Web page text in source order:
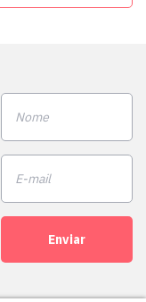
Enviar